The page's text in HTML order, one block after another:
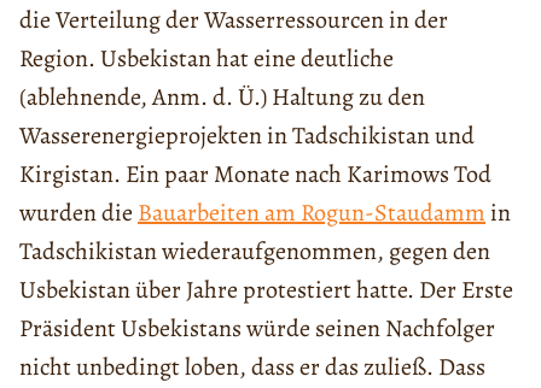
die Verteilung der Wasserressourcen in der
Region. Usbekistan hat eine deutliche
(ablehnende, Anm. d. Ü.) Haltung zu den
Wasserenergieprojekten in Tadschikistan und
Kirgistan. Ein paar Monate nach Karimows Tod
wurden dieBauarbeiten am Rogun-Staudammin
Tadschikistan wiederaufgenommen, gegen den
Usbekistan über Jahre protestiert hatte. Der Erste
Präsident Usbekistans würde seinen Nachfolger
nicht unbedingt loben, dass er das zuließ. Dass